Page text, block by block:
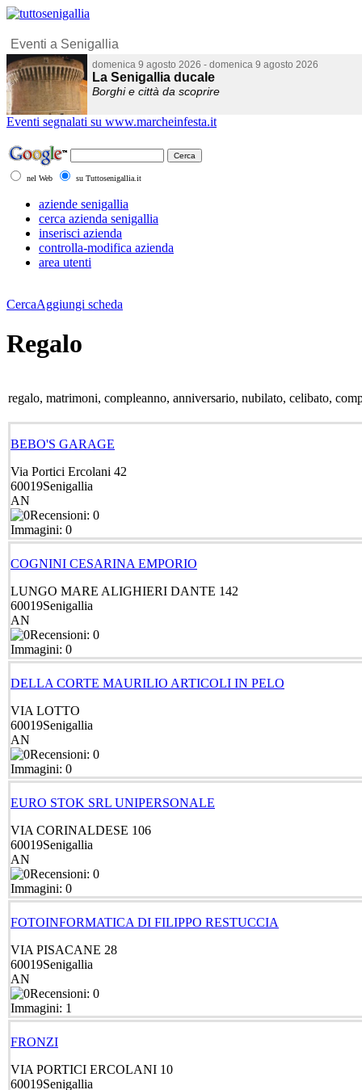
Eventi segnalati su www.marcheinfesta.it
nel Web su Tuttosenigallia.it
aziende senigallia
cerca azienda senigallia
inserisci azienda
controlla-modifica azienda
area utenti
CercaAggiungi scheda
Regalo
regalo, matrimoni, compleanno, anniversario, nubilato, celibato,
BEBO'S GARAGE
Via Portici Ercolani 42
60019Senigallia
AN
Recensioni: 0
Immagini: 0
COGNINI CESARINA EMPORIO
LUNGO MARE ALIGHIERI DANTE 142
60019Senigallia
AN
Recensioni: 0
Immagini: 0
DELLA CORTE MAURILIO ARTICOLI IN PELO
VIA LOTTO
60019Senigallia
AN
Recensioni: 0
Immagini: 0
EURO STOK SRL UNIPERSONALE
VIA CORINALDESE 106
60019Senigallia
AN
Recensioni: 0
Immagini: 0
FOTOINFORMATICA DI FILIPPO RESTUCCIA
VIA PISACANE 28
60019Senigallia
AN
Recensioni: 0
Immagini: 1
FRONZI
VIA PORTICI ERCOLANI 10
60019Senigallia